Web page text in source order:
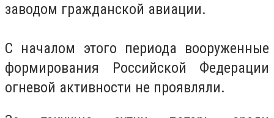
заводом гражданской авиации.
С началом этого периода вооруженные
формирования Российской Федерации
огневой активности не проявляли.